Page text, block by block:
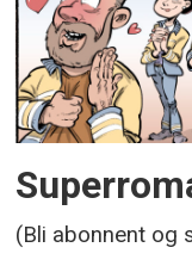
(Bli abonnent og